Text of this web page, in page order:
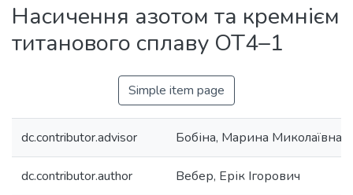
Насичення азотом та кремнієм
титанового сплаву OT4–1
Simple item page
dc.contributor.advisor Бобіна, Марина Миколаївна
dc.contributor.author Вебер, Ерік Ігорович